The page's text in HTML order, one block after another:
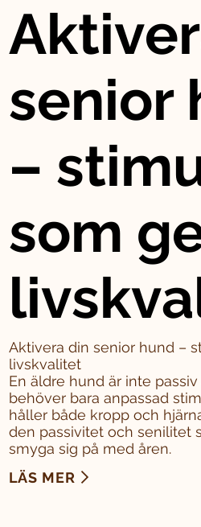
senior
–
som
Aktivera din senior hund –
livskvalitet
En äldre hund är inte
behöver bara anpassad
håller både kropp och
den passivitet och senilitet
smyga sig på med åren.
LÄS MER